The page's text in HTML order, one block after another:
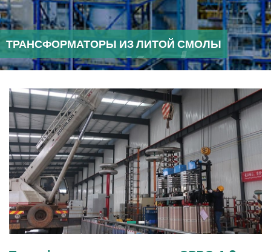
ТРАНСФОРМАТОРЫ ИЗ ЛИТОЙ СМОЛЫ